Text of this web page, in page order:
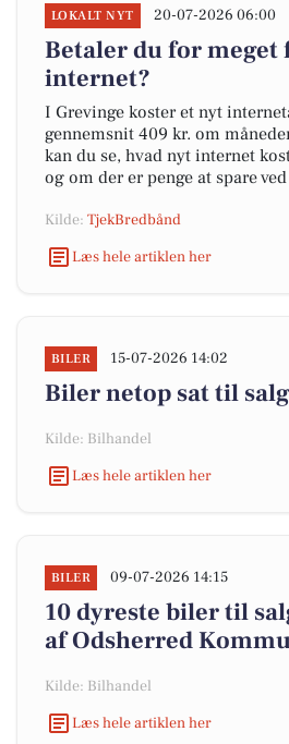
LOKALT NYT 20-07-2026 06:00
Betaler du for meget
internet?
I Grevinge koster et nyt
gennemsnit 409 kr. om
kan du se, hvad nyt internet
og om der er penge at spare
Kilde: TjekBredbånd
Læs hele artiklen her
BILER 15-07-2026 14:02
Biler netop sat til
Kilde: Bilhandel
Læs hele artiklen her
BILER 09-07-2026 14:15
10 dyreste biler til
af Odsherred
Kilde: Bilhandel
Læs hele artiklen her